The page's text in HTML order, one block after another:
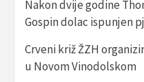
Nakon dvije godine
Gospin dolac ispunjen
Crveni križ ŽZH
u Novom Vinodolskom